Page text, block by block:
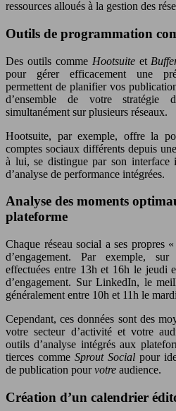
ressources alloués à la gestion des
Outils de programmation
Des outils comme Hootsuite et
pour gérer efficacement une
permettent de planifier vos
d’ensemble de votre
simultanément sur plusieurs réseaux.
Hootsuite, par exemple, offre la
comptes sociaux différents depuis
à lui, se distingue par son interface
d’analyse de performance intégrées.
Analyse des moments
plateforme
Chaque réseau social a ses propres
d’engagement. Par exemple,
effectuées entre 13h et 16h le jeudi
d’engagement. Sur LinkedIn, le
généralement entre 10h et 11h le
Cependant, ces données sont des
votre secteur d’activité et votre
outils d’analyse intégrés aux
tierces comme Sprout Social pour
de publication pourvotre audience.
Création d’un calendrier